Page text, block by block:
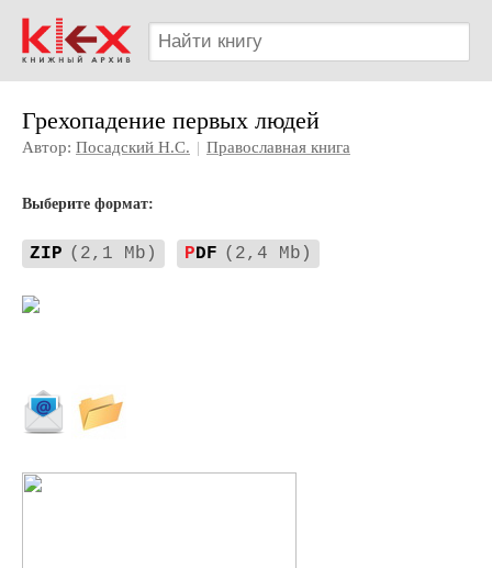
Грехопадение первых людей
Автор: Посадский Н.С. | Православная книга
Выберите формат:
ZIP (2,1 Mb) PDF (2,4 Mb)